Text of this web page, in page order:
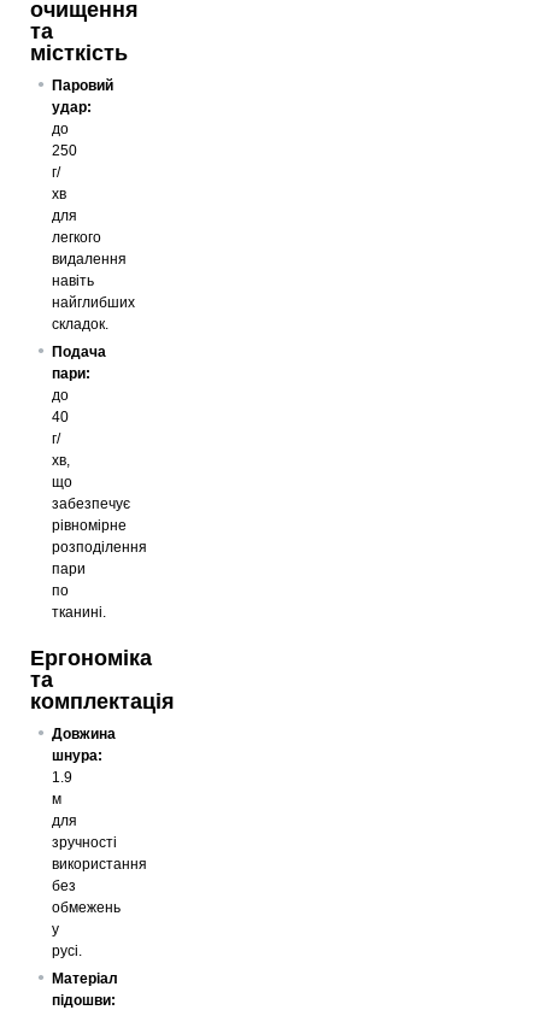
очищення
та
місткість
Паровий
удар:
до
250
г/
хв
для
легкого
видалення
навіть
найглибших
складок.
Подача
пари:
до
40
г/
хв,
що
забезпечує
рівномірне
розподілення
пари
по
тканині.
Ергономіка
та
комплектація
Довжина
шнура:
1.9
м
для
зручності
використання
без
обмежень
у
русі.
Матеріал
підошви: